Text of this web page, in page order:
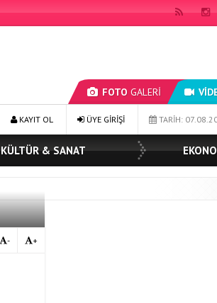
FOTO GALERİ
BAŞKAN MÜGE YILDIZ TOPAK: ‘SOSYALTARİH:
ÜYE GİRİŞİ
KAYIT OL
KÜLTÜR & SANAT
+
-